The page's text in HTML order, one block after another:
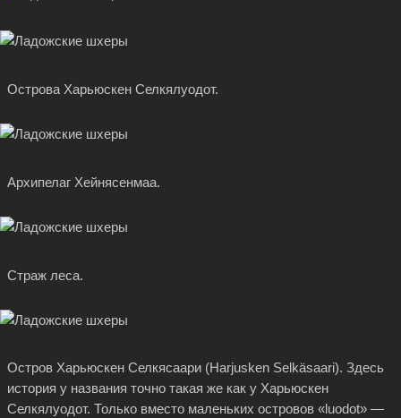
Острова Харьюскен Селкялуодот.
Архипелаг Хейнясенмаа.
Страж леса.
Остров Харьюскен Селкясаари (Harjusken Selkäsaari). Здесь
история у названия точно такая же как у Харьюскен
Селкялуодот. Только вместо маленьких островов «luodot» —